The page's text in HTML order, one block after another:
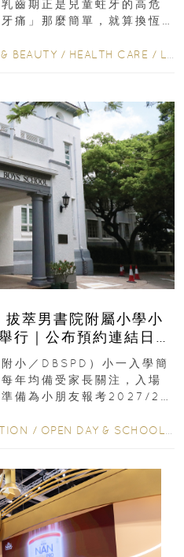
齒期正是兒童蛀牙的高危
痛」那麼簡單，就算換恆
BEAUTY / HEALTH CARE / LIFESTYLE
萃男書院附屬小學小
行｜公布預約連結日期
小／DBSPD）小一入學簡
年均備受家長關注，入場
備為小朋友報考2027/28
/ OPEN DAY & SCHOOL EVENTS